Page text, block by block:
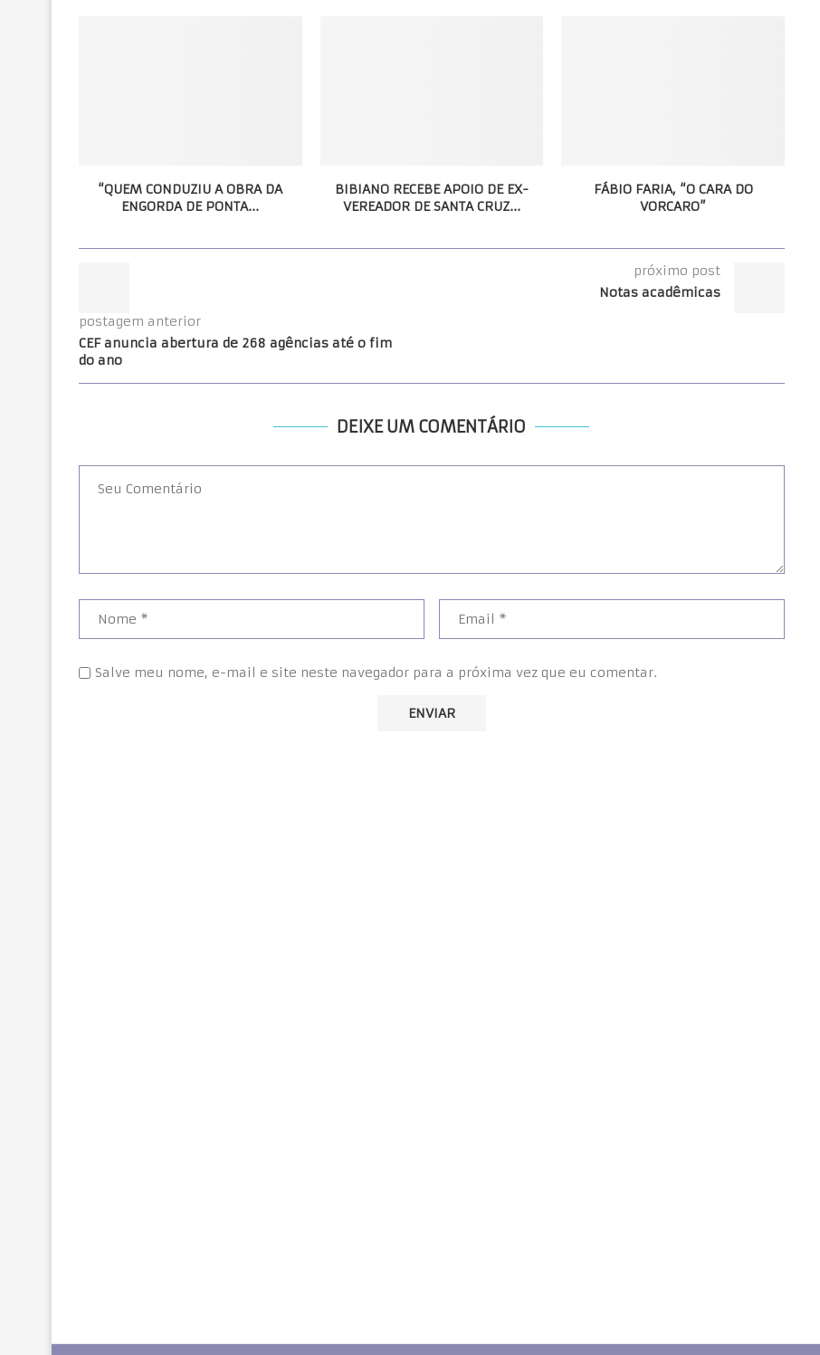
“QUEM CONDUZIU A OBRA DA
ENGORDA DE PONTA...
BIBIANO RECEBE APOIO DE EX-
VEREADOR DE SANTA CRUZ...
FÁBIO FARIA, “O CARA DO
VORCARO”
postagem anterior
CEF anuncia abertura de 268 agências até o fim
do ano
próximo post
Notas acadêmicas
DEIXE UM COMENTÁRIO
Salve meu nome, e-mail e site neste navegador para a próxima vez que eu comentar.